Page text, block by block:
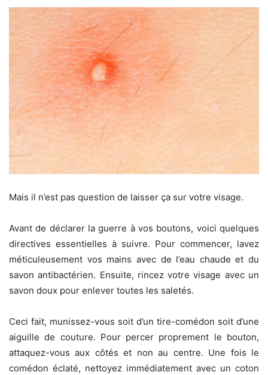
Mais il n’est pas question de laisser ça sur votre visage.
Avant de déclarer la guerre à vos boutons, voici quelques
directives essentielles à suivre. Pour commencer, lavez
méticuleusement vos mains avec de l’eau chaude et du
savon antibactérien. Ensuite, rincez votre visage avec un
savon doux pour enlever toutes les saletés.
Ceci fait, munissez-vous soit d’un tire-comédon soit d’une
aiguille de couture. Pour percer proprement le bouton,
attaquez-vous aux côtés et non au centre. Une fois le
comédon éclaté, nettoyez immédiatement avec un coton